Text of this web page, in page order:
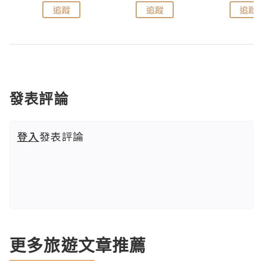
追蹤 追蹤 追蹤
發表評論
登入發表評論
更多旅遊文章推薦